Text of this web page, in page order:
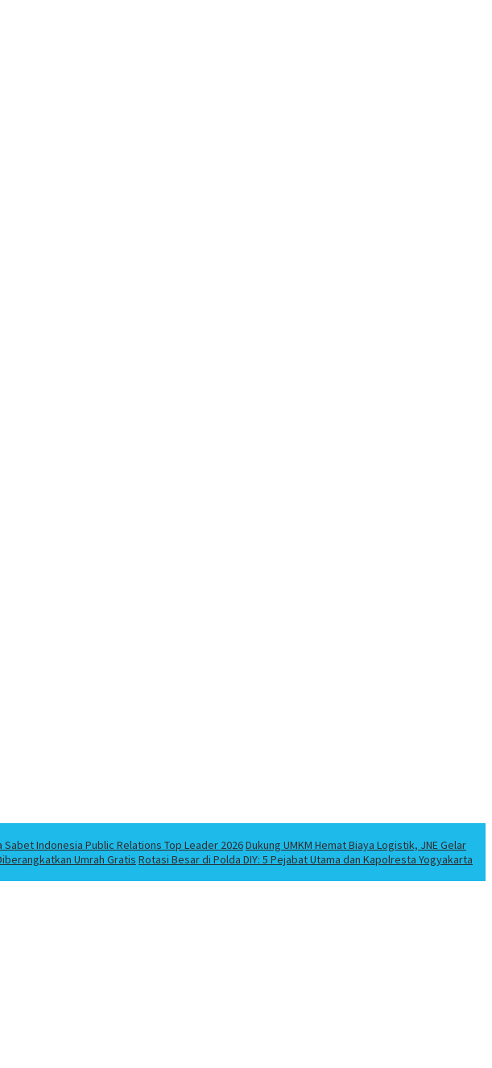
Indonesia Public Relations Top Leader 2026Dukung UMKM Hemat Biaya Logistik, JNE Gelar
Umrah Gratis Rotasi Besar di Polda DIY: 5 Pejabat Utama dan Kapolresta Yogyakarta